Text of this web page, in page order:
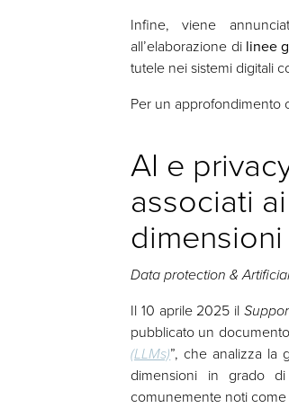
Infine, viene
all’elaborazione di linee
tutele nei sistemi digitali
Per un approfondimento
AI e
associati
dimensioni
Data protection &
Il 10 aprile 2025 il
pubblicato un
(LLMs)”, che analizza la
dimensioni in grado
comunemente noti come